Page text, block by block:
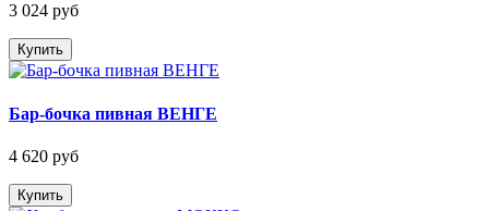
3 024 руб
Купить
Бар-бочка пивная ВЕНГЕ
4 620 руб
Купить